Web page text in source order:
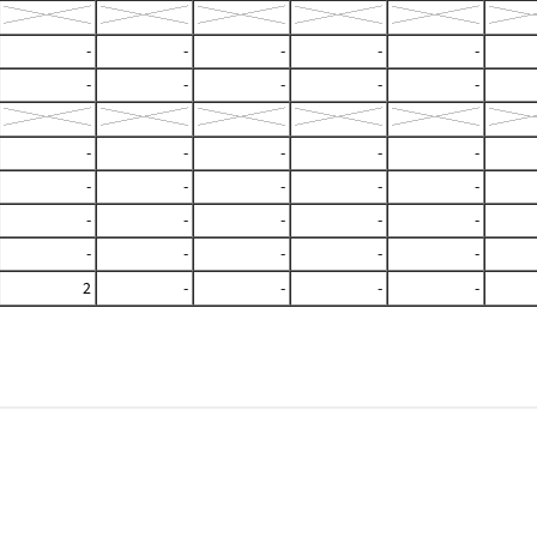
- - - -
-
- - - -
-
- - - -
-
- - - -
-
- - - -
-
- - - -
-
2 - - - -